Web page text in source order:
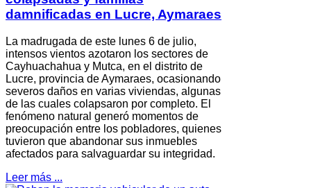
damnificadas en Lucre, Aymaraes
La madrugada de este lunes 6 de julio,
intensos vientos azotaron los sectores de
Cayhuachahua y Mutca, en el distrito de
Lucre, provincia de Aymaraes, ocasionando
severos daños en varias viviendas, algunas
de las cuales colapsaron por completo. El
fenómeno natural generó momentos de
preocupación entre los pobladores, quienes
tuvieron que abandonar sus inmuebles
afectados para salvaguardar su integridad.
Leer más ...